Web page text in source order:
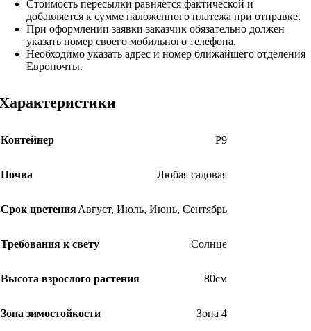
Стоимость пересылки равняется фактической и
добавляется к сумме наложенного платежа при отправке.
При оформлении заявки заказчик обязательно должен
указать номер своего мобильного телефона.
Необходимо указать адрес и номер ближайшего отделения
Европочты.
Контейнер Р9
Почва Любая садовая
Срок цветенияАвгуст, Июль, Июнь, Сентябрь
Требования к свету Солнце
Высота взрослого растения 80см
Зона зимостойкости Зона 4